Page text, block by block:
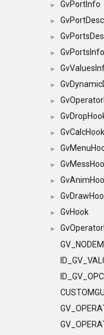
► GvPortInfo
►
►
► GvPortsInfo
►
►
►
►
► GvCalcHook
►
►
►
►
► GvHook
►